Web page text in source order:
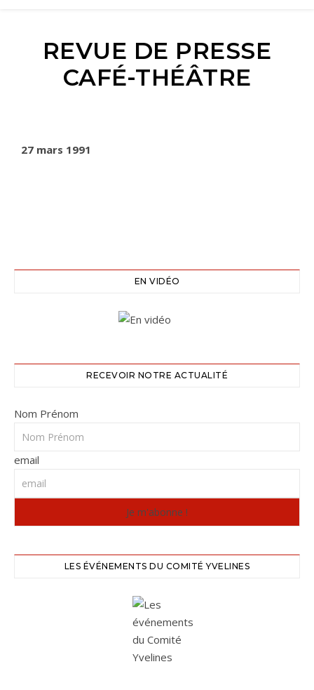
REVUE DE PRESSE
CAFÉ-THÉÂTRE
27 mars 1991
EN VIDÉO
RECEVOIR NOTRE ACTUALITÉ
Nom Prénom
email
LES ÉVÉNEMENTS DU COMITÉ YVELINES